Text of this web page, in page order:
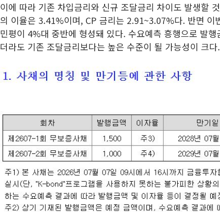
이에 따라 기존 차입금리와 신규 조달금리 차이도 발생할
의 이율은 3.41%이며, CP 금리는 2.91~3.07%다. 반면 이
민평이 4%대 중반에 형성돼 있다. 수요예측 흥행으로 발
더라도 기존 조달금리보다는 높은 수준이 될 가능성이 크다.